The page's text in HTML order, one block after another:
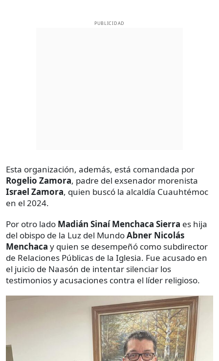
PUBLICIDAD
Esta organización, además, está comandada por
Rogelio Zamora, padre del exsenador morenista
Israel Zamora, quien buscó la alcaldía Cuauhtémoc
en el 2024.
Por otro lado Madián Sinaí Menchaca Sierra es hija
del obispo de la Luz del MundoAbner Nicolás
Menchaca y quien se desempeñó como subdirector
de Relaciones Públicas de la Iglesia. Fue acusado en
el juicio de Naasón de intentar silenciar los
testimonios y acusaciones contra el líder religioso.